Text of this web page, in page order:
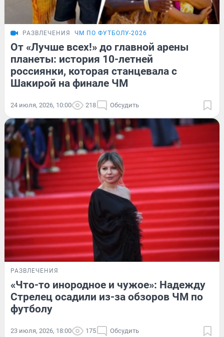
РАЗВЛЕЧЕНИЯ ЧМ ПО ФУТБОЛУ-2026
От «Лучше всех!» до главной арены
планеты: история 10-летней
россиянки, которая станцевала с
Шакирой на финале ЧМ
24 июля, 2026, 10:00 218 Обсудить
РАЗВЛЕЧЕНИЯ
«Что-то инородное и чужое»: Надежду
Стрелец осадили из-за обзоров ЧМ по
футболу
23 июля, 2026, 18:00 175 Обсудить